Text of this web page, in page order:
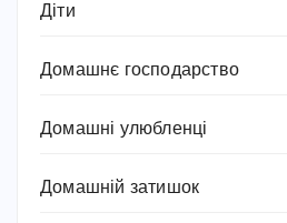
Діти
Домашнє господарство
Домашні улюбленці
Домашній затишок